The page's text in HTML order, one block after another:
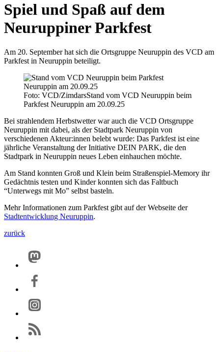
Spiel und Spaß auf dem
Neuruppiner Parkfest
Am 20. September hat sich die Ortsgruppe Neuruppin des VCD am
Parkfest in Neuruppin beteiligt.
Foto: VCD/ZimdarsStand vom VCD Neuruppin beim
Parkfest Neuruppin am 20.09.25
Bei strahlendem Herbstwetter war auch die VCD Ortsgruppe
Neuruppin mit dabei, als der Stadtpark Neuruppin von
verschiedenen Akteur:innen belebt wurde: Das Parkfest ist eine
jährliche Veranstaltung der Initiative DEIN PARK, die den
Stadtpark in Neuruppin neues Leben einhauchen möchte.
Am Stand konnten Groß und Klein beim Straßenspiel-Memory ihr
Gedächtnis testen und Kinder konnten sich das Faltbuch
“Unterwegs mit Mo” selbst basteln.
Mehr Informationen zum Parkfest gibt auf der Webseite der
Stadtentwicklung Neuruppin.
zurück